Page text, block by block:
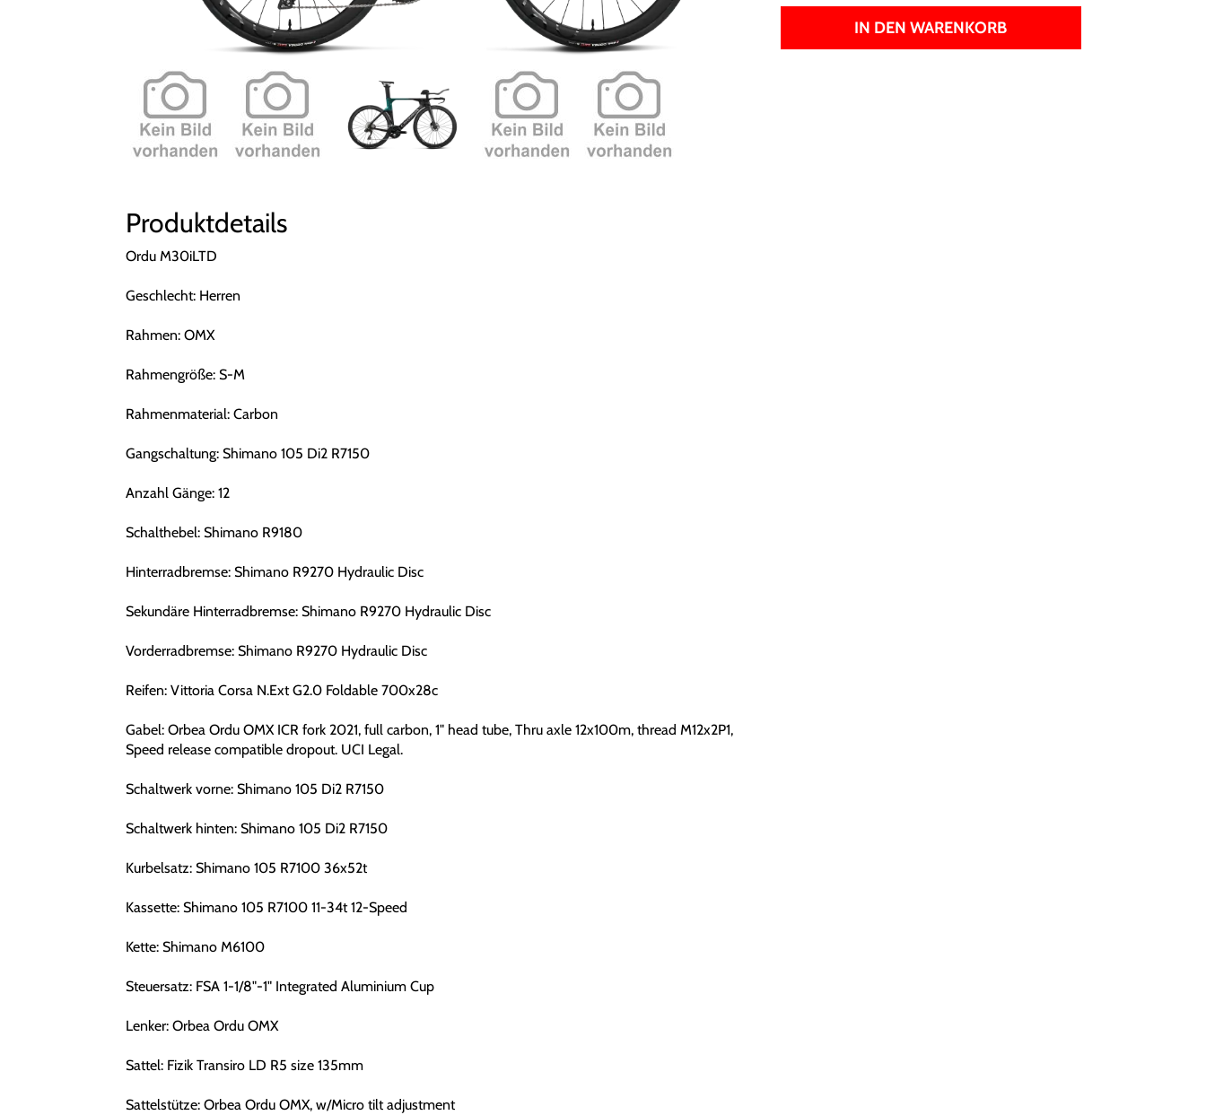
Produktdetails
Ordu M30iLTD
Geschlecht: Herren
Rahmen: OMX
Rahmengröße: S-M
Rahmenmaterial: Carbon
Gangschaltung: Shimano 105 Di2 R7150
Anzahl Gänge: 12
Schalthebel: Shimano R9180
Hinterradbremse: Shimano R9270 Hydraulic Disc
Sekundäre Hinterradbremse: Shimano R9270 Hydraulic Disc
Vorderradbremse: Shimano R9270 Hydraulic Disc
Reifen: Vittoria Corsa N.Ext G2.0 Foldable 700x28c
Gabel: Orbea Ordu OMX ICR fork 2021, full carbon, 1" head tube, Thru axle 12x100m, thread M12x2P1,
Speed release compatible dropout. UCI Legal.
Schaltwerk vorne: Shimano 105 Di2 R7150
Schaltwerk hinten: Shimano 105 Di2 R7150
Kurbelsatz: Shimano 105 R7100 36x52t
Kassette: Shimano 105 R7100 11-34t 12-Speed
Kette: Shimano M6100
Steuersatz: FSA 1-1/8"-1" Integrated Aluminium Cup
Lenker: Orbea Ordu OMX
Sattel: Fizik Transiro LD R5 size 135mm
Sattelstütze: Orbea Ordu OMX, w/Micro tilt adjustment
IN DEN WARENKORB